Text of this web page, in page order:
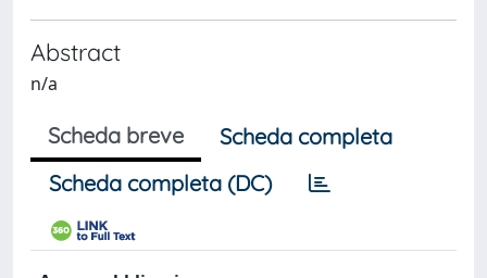
Abstract
n/a
Scheda breve
Scheda completa
Scheda completa (DC)